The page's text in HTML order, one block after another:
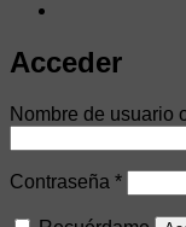
Acceder
Nombre de usuario
Contraseña *